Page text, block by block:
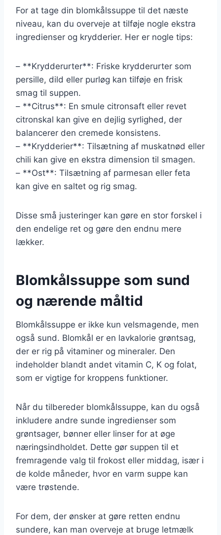
For at tage din blomkålssuppe til det næste
niveau, kan du overveje at tilføje nogle ekstra
ingredienser og krydderier. Her er nogle tips:
– **Krydderurter**: Friske krydderurter som
persille, dild eller purløg kan tilføje en frisk
smag til suppen.
– **Citrus**: En smule citronsaft eller revet
citronskal kan give en dejlig syrlighed, der
balancerer den cremede konsistens.
– **Krydderier**: Tilsætning af muskatnød eller
chili kan give en ekstra dimension til smagen.
– **Ost**: Tilsætning af parmesan eller feta
kan give en saltet og rig smag.
Disse små justeringer kan gøre en stor forskel i
den endelige ret og gøre den endnu mere
lækker.
Blomkålssuppe som sund
og nærende måltid
Blomkålssuppe er ikke kun velsmagende, men
også sund. Blomkål er en lavkalorie grøntsag,
der er rig på vitaminer og mineraler. Den
indeholder blandt andet vitamin C, K og folat,
som er vigtige for kroppens funktioner.
Når du tilbereder blomkålssuppe, kan du også
inkludere andre sunde ingredienser som
grøntsager, bønner eller linser for at øge
næringsindholdet. Dette gør suppen til et
fremragende valg til frokost eller middag, især i
de kolde måneder, hvor en varm suppe kan
være trøstende.
For dem, der ønsker at gøre retten endnu
sundere, kan man overveje at bruge letmælk